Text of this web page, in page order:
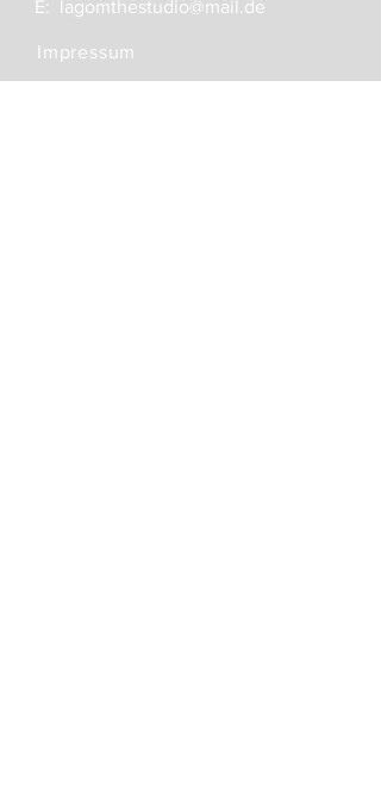
E: lagomthestudio@mail.de
Impressum
Datenschutz